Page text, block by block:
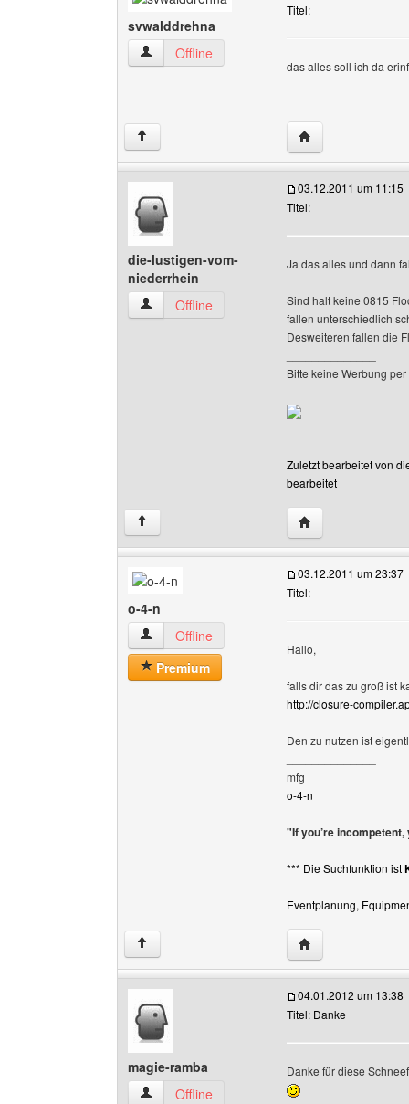
svwalddrehna
svwalddrehna Benutzer-Profile anzeigen
Offline
Titel:
das alles soll ich da
↑ Website dieses
die-lustigen-vom-
niederrhein
die-lustigen-vom-niederrhein Benutzer-Profile
Offline
03.12.2011 um 11:15
Titel:
Ja das alles und dann
Sind halt keine 0815
fallen unterschiedlich
Desweiteren fallen die
Bitte keine Werbung per
Zuletzt bearbeitet von
bearbeitet
↑ Website dieses
o-4-n
o-4-n Benutzer-Profile anzeigen
Offline
Premium
03.12.2011 um 23:37
Titel:
Hallo,
falls dir das zu groß ist
http://closure-
Den zu nutzen ist
mfg
o-4-n
"If you’re incompetent,
*** Die Suchfunktion ist
Eventplanung,
↑ Website dieses
magie-ramba
magie-ramba Benutzer-Profile anzeigen
Offline
04.01.2012 um 13:38
Titel: Danke
Danke für diese